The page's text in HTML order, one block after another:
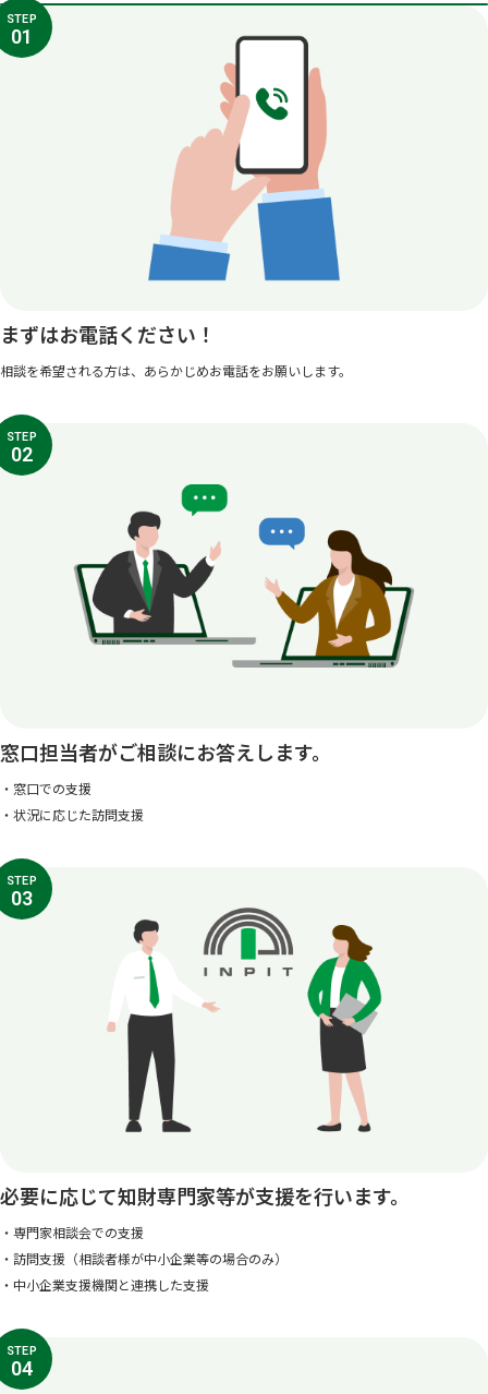
く
STEP
01
まずはお電話ください！
相談を希望される方は、あらかじめお電話をお願いします。
STEP
02
窓口担当者がご相談にお答えします。
・窓口での支援
・状況に応じた訪問支援
STEP
03
必要に応じて知財専門家等が支援を行います。
・専門家相談会での支援
・訪問支援（相談者様が中小企業等の場合のみ）
・中小企業支援機関と連携した支援
STEP
04